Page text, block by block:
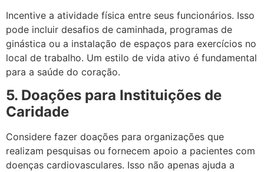
Incentive a atividade física entre seus funcionários. Isso
pode incluir desafios de caminhada, programas de
ginástica ou a instalação de espaços para exercícios no
local de trabalho. Um estilo de vida ativo é fundamental
para a saúde do coração.
5. Doações para Instituições de
Caridade
Considere fazer doações para organizações que
realizam pesquisas ou fornecem apoio a pacientes com
doenças cardiovasculares. Isso não apenas ajuda a